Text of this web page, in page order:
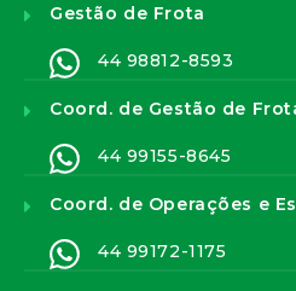
Gestão de Frota
44 98812-8593
Coord. de Gestão de
44 99155-8645
Coord. de Operações e
44 99172-1175